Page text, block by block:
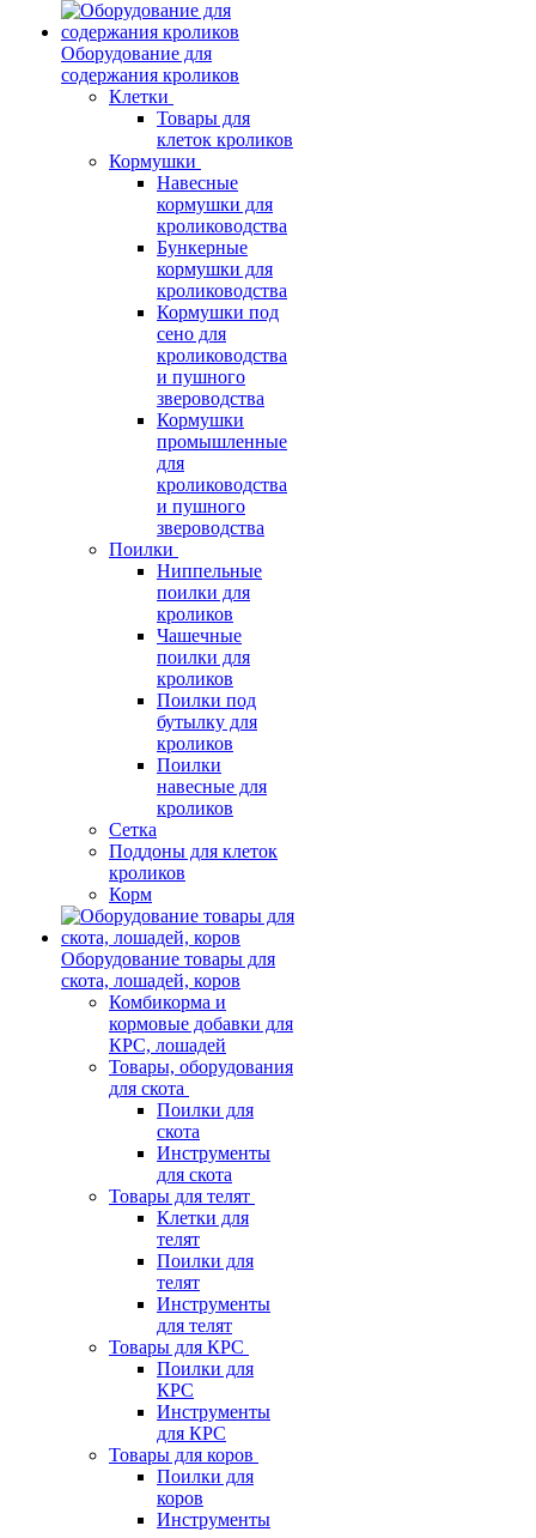
Оборудование для
содержания кроликов
Клетки
Товары для
клеток кроликов
Кормушки
Навесные
кормушки для
кролиководства
Бункерные
кормушки для
кролиководства
Кормушки под
сено для
кролиководства
и пушного
звероводства
Кормушки
промышленные
для
кролиководства
и пушного
звероводства
Поилки
Ниппельные
поилки для
кроликов
Чашечные
поилки для
кроликов
Поилки под
бутылку для
кроликов
Поилки
навесные для
кроликов
Сетка
Поддоны для клеток
кроликов
Корм
Оборудование товары для
скота, лошадей, коров
Комбикорма и
кормовые добавки для
КРС, лошадей
Товары, оборудования
для скота
Поилки для
скота
Инструменты
для скота
Товары для телят
Клетки для
телят
Поилки для
телят
Инструменты
для телят
Товары для КРС
Поилки для
КРС
Инструменты
для КРС
Товары для коров
Поилки для
коров
Инструменты